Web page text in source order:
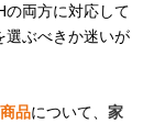
の両方に対応して
選ぶべきか迷いが
品について、 家